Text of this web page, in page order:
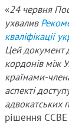
«24 червня
ухвалив
кваліфікації
Цей документ
кордонів між
країнами-
аспекті
адвокатських
рішення ССВЕ